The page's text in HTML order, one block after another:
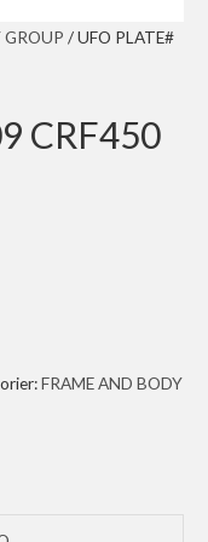
GROUP / UFO PLATE#
CRF450
FRAME AND BODY